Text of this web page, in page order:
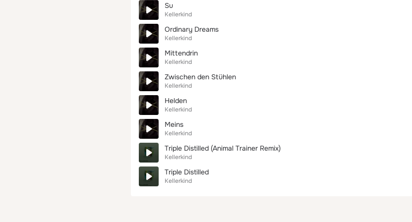
Su
Kellerkind
Ordinary Dreams
Kellerkind
Mittendrin
Kellerkind
Zwischen den Stühlen
Kellerkind
Helden
Kellerkind
Meins
Kellerkind
Triple Distilled (Animal Trainer Remix)
Kellerkind
Triple Distilled
Kellerkind